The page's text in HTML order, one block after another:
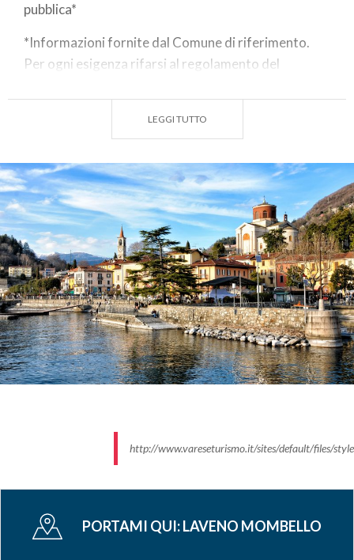
pubblica*
*Informazioni fornite dal Comune di riferimento.
Per ogni esigenza rifarsi al regolamento del
LEGGI TUTTO
http://www.vareseturismo.it/sites/default/files/
PORTAMI QUI:LAVENO MOMBELLO